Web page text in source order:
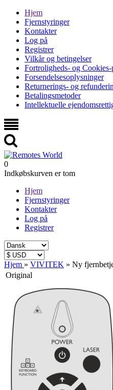
Hjem
Fjernstyringer
Kontakter
Log på
Registrer
Vilkår og betingelser
Fortroligheds- og
Forsendelsesoplysninger
Returnerings- og
Betalingsmetoder
Intellektuelle
0
Indkøbskurven er tom
Hjem
Fjernstyringer
Kontakter
Log på
Registrer
Hjem » VIVITEK » Ny
Original